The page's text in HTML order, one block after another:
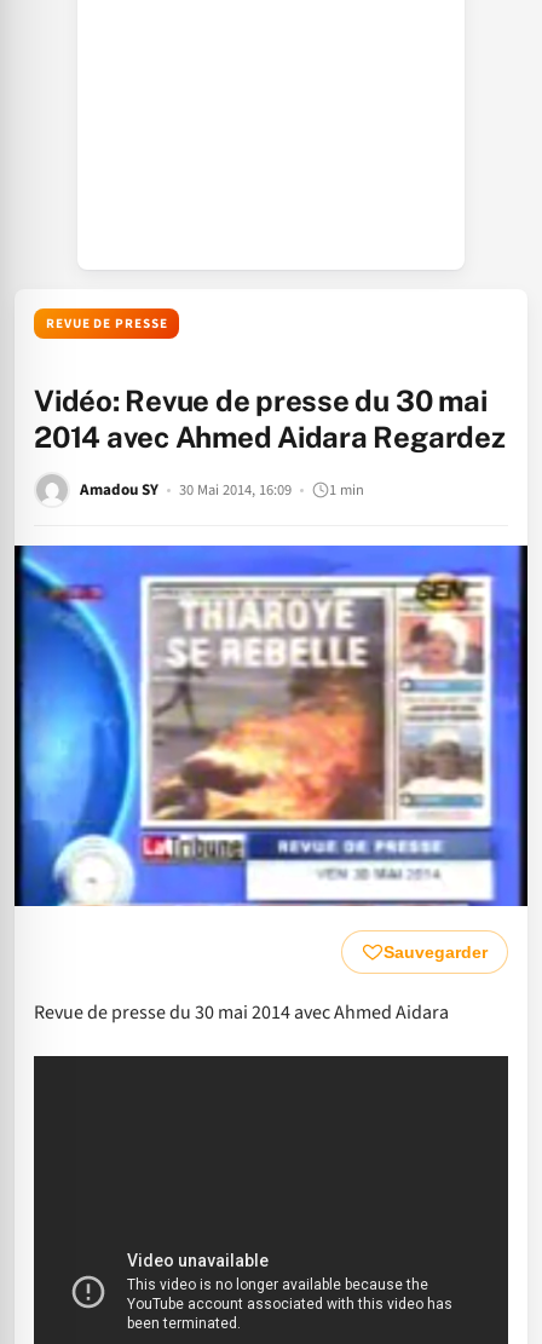
REVUE DE PRESSE
Vidéo: Revue de presse du 30 mai
2014 avec Ahmed Aidara Regardez
Amadou SY 30 Mai 2014, 16:09 1 min
Sauvegarder
Revue de presse du 30 mai 2014 avec Ahmed Aidara